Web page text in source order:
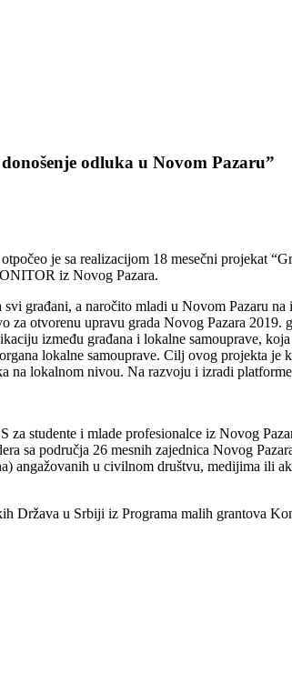
odluka u Novom Pazaru”
je sa realizacijom 18 mesečni projekat
iz Novog Pazara.
građani, a naročito mladi u Novom Pazaru
za otvorenu upravu grada Novog Pazara
između građana i lokalne samouprave,
lokalne samouprave. Cilj ovog projekta
na lokalnom nivou. Na razvoju i izradi
studente i mlade profesionalce iz Novog
sa područja 26 mesnih zajednica Novog
angažovanih u civilnom društvu, medijima ili
Država u Srbiji iz Programa malih grantova